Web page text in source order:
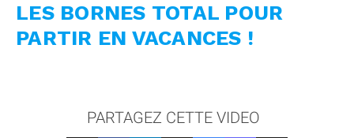
LES BORNES TOTAL POUR
PARTIR EN VACANCES !
PARTAGEZ CETTE VIDEO